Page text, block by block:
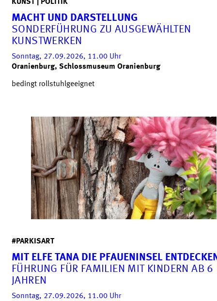
KUNST | POLITIK
MACHT UND DARSTELLUNG
SONDERFÜHRUNG ZU AUSGEWÄHLTEN
KUNSTWERKEN
Sonntag, 27.09.2026, 11.00 Uhr
Oranienburg, Schlossmuseum Oranienburg
bedingt rollstuhlgeeignet
#PARKISART
MIT ELFE TANA DIE PFAUENINSEL
FÜHRUNG FÜR FAMILIEN MIT KINDERN AB 6
JAHREN
Sonntag, 27.09.2026, 11.00 Uhr